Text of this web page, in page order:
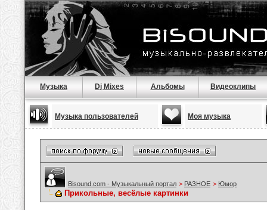
Музыка Dj Mixes Альбомы Видеоклипы
Музыка пользователей Моя музыка
Bisound.com - Музыкальный портал > РАЗНОЕ > Юмор
Прикольные, весёлые картинки